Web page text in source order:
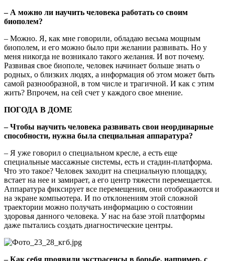
– А можно ли научить человека работать со своим
биополем?
– Можно. Я, как мне говорили, обладаю весьма мощным
биополем, и его можно было при желании развивать. Но у
меня никогда не возникало такого желания. И вот почему.
Развивая свое биополе, человек начинает больше знать о
родных, о близких людях, а информация об этом может быть
самой разнообразной, в том числе и трагичной. И как с этим
жить? Впрочем, на сей счет у каждого свое мнение.
ПОГОДА В ДОМЕ
– Чтобы научить человека развивать свои неординарные
способности, нужна была специальная аппаратура?
– Я уже говорил о специальном кресле, а есть еще
специальные массажные системы, есть и стадин-платформа.
Что это такое? Человек заходит на специальную площадку,
встает на нее и замирает, а его центр тяжести перемещается.
Аппаратура фиксирует все перемещения, они отображаются и
на экране компьютера. И по отклонениям этой сложной
траектории можно получать информацию о состоянии
здоровья данного человека. У нас на базе этой платформы
даже пытались создать диагностические центры.
– Как себя проявили экстрасенсы в борьбе, например, с